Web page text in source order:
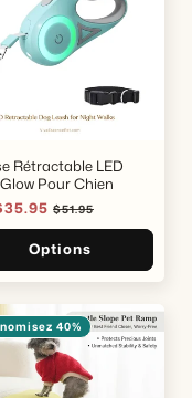
Rétractable LED
Pour Chien
Prix
habituel
$51.95
Options
40%